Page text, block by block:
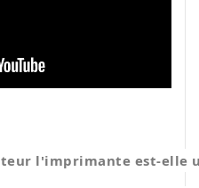
l'imprimante est-elle